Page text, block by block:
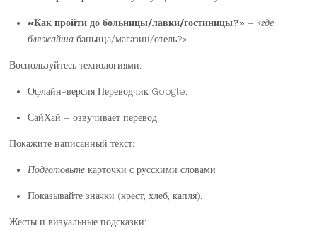
«Как пройти до больницы/лавки/гостиницы?» – «где
бляжайша баньица/магазин/отель?».
Воспользуйтесь технологиями:
Офлайн-версия Переводчик Google.
СайХай – озвучивает перевод.
Покажите написанный текст:
Подготовьте карточки с русскими словами.
Показывайте значки (крест, хлеб, капля).
Жесты и визуальные подсказки: